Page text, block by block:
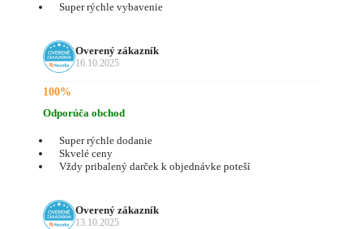
Super rýchle vybavenie
Overený zákazník
16.10.2025
100%
Odporúča obchod
Super rýchle dodanie
Skvelé ceny
Vždy pribalený darček k objednávke poteší
Overený zákazník
13.10.2025